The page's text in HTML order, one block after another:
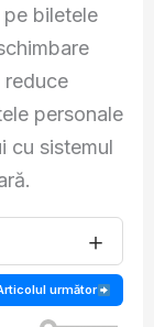
pe biletele
reduce
personale
cu sistemul
＋
următor